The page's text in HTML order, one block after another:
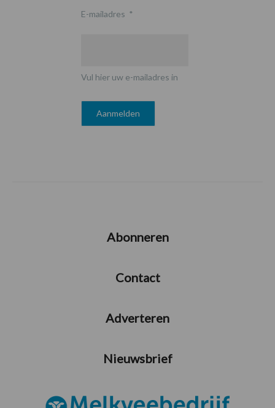
E-mailadres *
Vul hier uw e-mailadres in
Abonneren
Contact
Adverteren
Nieuwsbrief